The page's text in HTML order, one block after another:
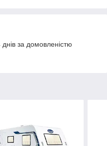
за домовленістю